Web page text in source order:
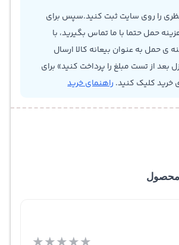
را روی سایت ثبت کنید.سپس برای
حمل حتما با ما تماس بگیرید، با
ی حمل به عنوان بیعانه کالا ارسال
بعد از تست مبلغ را پرداخت کنید» برای
خرید کلیک کنید. راهنمای خرید
محصول